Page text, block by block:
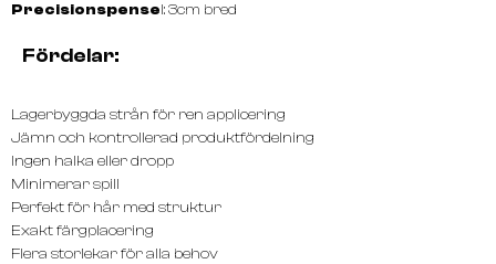
Precisionspensel: 3cm bred
Fördelar:
Lagerbyggda strån för ren applicering
Jämn och kontrollerad produktfördelning
Ingen halka eller dropp
Minimerar spill
Perfekt för hår med struktur
Exakt färgplacering
Flera storlekar för alla behov